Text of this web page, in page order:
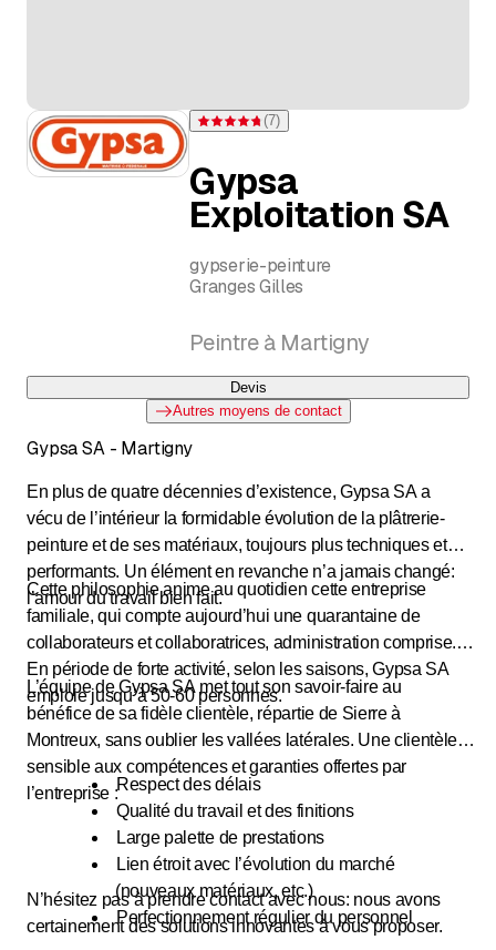
Note 4,7 sur 5 étoiles pour 7 évaluations
(7)
Gypsa
Exploitation SA
gypserie-peinture
Granges Gilles
Peintre à Martigny
Devis
Autres moyens de contact
Gypsa SA - Martigny
En plus de quatre décennies d’existence, Gypsa SA a
vécu de l’intérieur la formidable évolution de la plâtrerie-
peinture et de ses matériaux, toujours plus techniques et
performants. Un élément en revanche n’a jamais changé:
l’amour du travail bien fait.
Cette philosophie anime au quotidien cette entreprise
familiale, qui compte aujourd’hui une quarantaine de
collaborateurs et collaboratrices, administration comprise.
En période de forte activité, selon les saisons, Gypsa SA
emploie jusqu’à 50-60 personnes.
L’équipe de Gypsa SA met tout son savoir-faire au
bénéfice de sa fidèle clientèle, répartie de Sierre à
Montreux, sans oublier les vallées latérales. Une clientèle
sensible aux compétences et garanties offertes par
l’entreprise :Respect des délais
Qualité du travail et des finitions
Large palette de prestations
Lien étroit avec l’évolution du marché
(nouveaux matériaux, etc.)
Perfectionnement régulier du personnel
N’hésitez pas à prendre contact avec nous: nous avons
certainement des solutions innovantes à vous proposer.